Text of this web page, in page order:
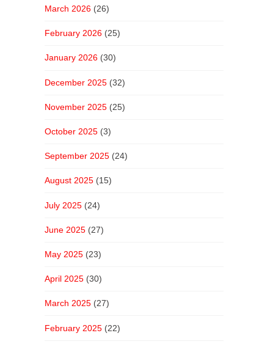
March 2026 (26)
February 2026 (25)
January 2026 (30)
December 2025 (32)
November 2025 (25)
October 2025 (3)
September 2025 (24)
August 2025 (15)
July 2025 (24)
June 2025 (27)
May 2025 (23)
April 2025 (30)
March 2025 (27)
February 2025 (22)